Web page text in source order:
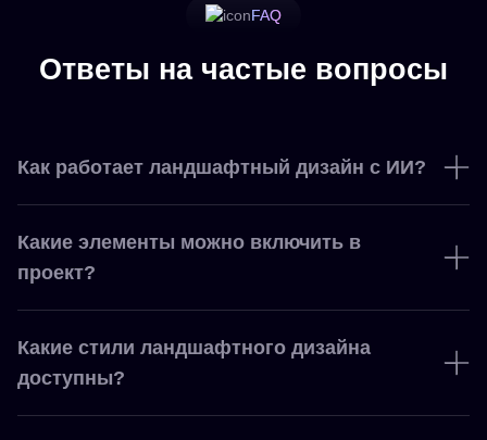
FAQ
Ответы на частые вопросы
Как работает ландшафтный дизайн с ИИ?
Какие элементы можно включить в
проект?
Какие стили ландшафтного дизайна
доступны?